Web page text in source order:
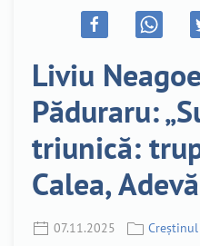
Liviu
Păduraru:
triunică:
Calea,
07.11.2025 Creștinul